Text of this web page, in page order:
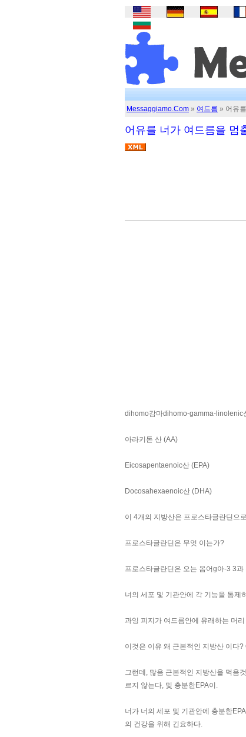
Messaggiamo.Com » 여드름 » 어유
어유를 너가 여드름을 멈
dihomo감마dihomo-gamma-linolenic
아라키돈 산 (AA)
Eicosapentaenoic산 (EPA)
Docosahexaenoic산 (DHA)
이 4개의 지방산은 프로스타글란딘으
프로스타글란딘은 무엇 이는가?
프로스타글란딘은 오는 옴어g아-3 3
너의 세포 및 기관안에 각 기능을 통제
과잉 피지가 여드름안에 유래하는 머
이것은 이유 왜 근본적인 지방산 이다
그런데, 많음 근본적인 지방산을 먹음
르지 않는다, 및 충분한EPA이.
너가 너의 세포 및 기관안에 충분한
의 건강을 위해 긴요하다.